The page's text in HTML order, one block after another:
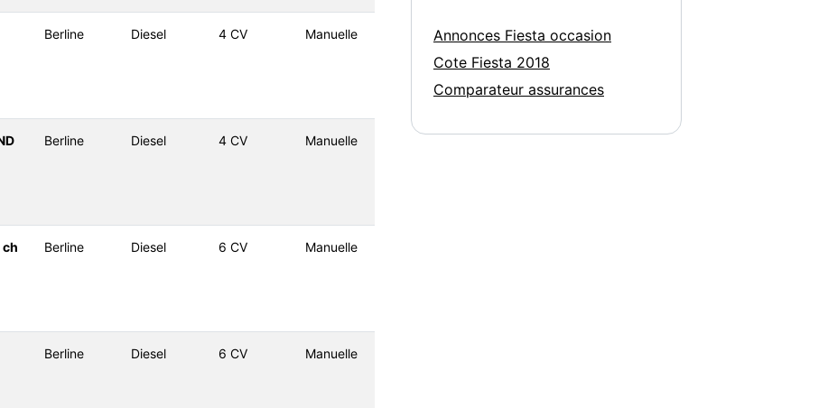
Berline Diesel 4 CV Manuelle
Berline Diesel 4 CV Manuelle
ch
Berline Diesel 6 CV Manuelle
Berline Diesel 6 CV Manuelle
Annonces Fiesta occasion
Cote Fiesta 2018
Comparateur assurances